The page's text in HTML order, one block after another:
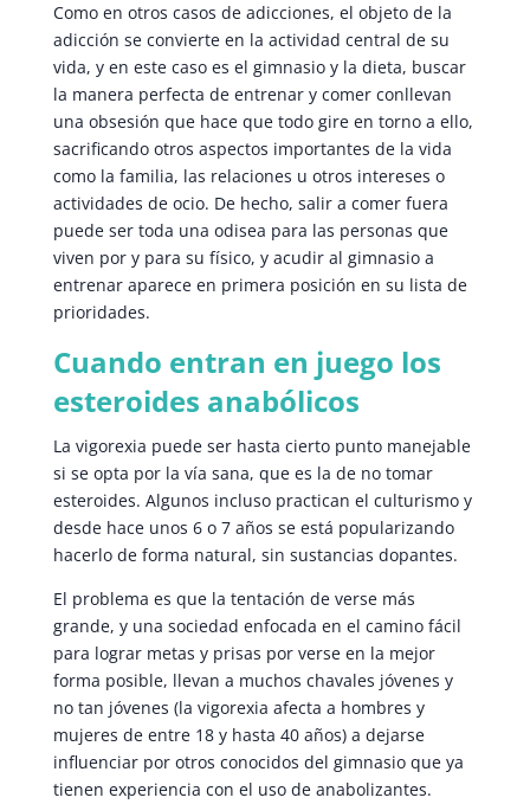
Como en otros casos de adicciones, el objeto de la
adicción se convierte en la actividad central de su
vida, y en este caso es el gimnasio y la dieta, buscar
la manera perfecta de entrenar y comer conllevan
una obsesión que hace que todo gire en torno a ello,
sacrificando otros aspectos importantes de la vida
como la familia, las relaciones u otros intereses o
actividades de ocio. De hecho, salir a comer fuera
puede ser toda una odisea para las personas que
viven por y para su físico, y acudir al gimnasio a
entrenar aparece en primera posición en su lista de
prioridades.
Cuando entran en juego los
esteroides anabólicos
La vigorexia puede ser hasta cierto punto manejable
si se opta por la vía sana, que es la de no tomar
esteroides. Algunos incluso practican el culturismo y
desde hace unos 6 o 7 años se está popularizando
hacerlo de forma natural, sin sustancias dopantes.
El problema es que la tentación de verse más
grande, y una sociedad enfocada en el camino fácil
para lograr metas y prisas por verse en la mejor
forma posible, llevan a muchos chavales jóvenes y
no tan jóvenes (la vigorexia afecta a hombres y
mujeres de entre 18 y hasta 40 años) a dejarse
influenciar por otros conocidos del gimnasio que ya
tienen experiencia con el uso de anabolizantes.